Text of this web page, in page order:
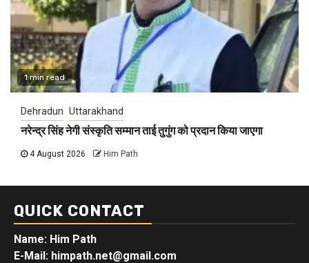
1 min read
Dehradun Uttarakhand
नरेन्द्र सिंह नेगी संस्कृति सम्मान ताई तुगुंग को प्रदान किया जाएगा
4 August 2026 Him Path
QUICK CONTACT
Name: Him Path
E-Mail: himpath.net@gmail.com